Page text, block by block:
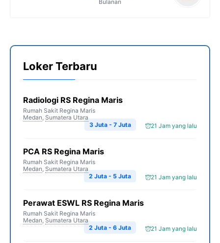
Bulanan
Loker Terbaru
Radiologi RS Regina Maris
Rumah Sakit Regina Maris
Medan, Sumatera Utara
21 Jam yang lalu
3 Juta - 7 Juta
PCA RS Regina Maris
Rumah Sakit Regina Maris
Medan, Sumatera Utara
21 Jam yang lalu
2 Juta - 5 Juta
Perawat ESWL RS Regina Maris
Rumah Sakit Regina Maris
Medan, Sumatera Utara
21 Jam yang lalu
2 Juta - 6 Juta